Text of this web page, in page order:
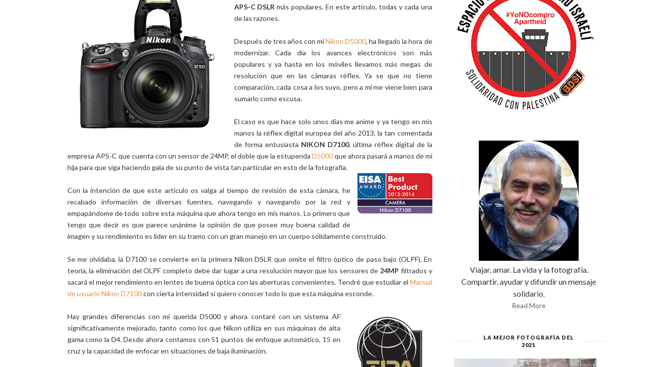
APS-C DSLR más populares. En este artículo, todas y cada una
de las razones.
Después de tres años con miNikon D5000, ha llegado la hora de
modernizar. Cada día los avances electrónicos son más
populares y ya hasta en los móviles llevamos más megas de
resolución que en las cámaras réflex. Ya se que no tiene
comparación, cada cosa a los suyo, pero a mi me viene bien para
sumarlo como escusa.
El caso es que hace solo unos días me anime y ya tengo en mis
manos la réflex digital europea del año 2013, la tan comentada
de forma entusiasta NIKON D7100, última réflex digital de la
empresa APS-C que cuenta con un sensor de 24MP, el doble que la estupenda D5000que ahora pasará a manos de mi
hija para que siga haciendo gala de su punto de vista tan particular en esto de la fotografía.
Con la intención de que este artículo os valga al tiempo de revisión de esta cámara, he
recabado información de diversas fuentes, navegando y navegando por la red y
empapándome de todo sobre esta máquina que ahora tengo en mis manos. Lo primero que
tengo que decir es que parece unánime la opinión de que posee muy buena calidad de
imagen y su rendimiento es líder en su tramo con un gran manejo en un cuerpo sólidamente construido.
Se me olvidaba, la D7100 se convierte en la primera Nikon DSLR que omite el filtro óptico de paso bajo (OLPF). En
teoría, la eliminación del OLPF completo debe dar lugar a una resolución mayor que los sensores de 24MP filtrados y
sacará el mejor rendimiento en lentes de buena óptica con las aberturas convenientes. Tendré que estudiar el Manual
de usuario Nikon D7100con cierta intensidad si quiero conocer todo lo que esta máquina esconde.
Hay grandes diferencias con mi querida D5000 y ahora contaré con un sistema AF
significativamente mejorado, tanto como los que Nikon utiliza en sus máquinas de alta
gama como la D4. Desde ahora contamos con 51 puntos de enfoque automático, 15 en
cruz y la capacidad de enfocar en situaciones de baja iluminación.
Viajar, amar. La vida y la fotografía.
Compartir, ayudar y difundir un mensaje
solidario.
Read More
LA MEJOR FOTOGRAFÍA DEL
2021